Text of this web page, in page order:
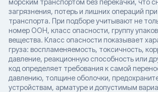
морским транспортом без перекачки, что
загрязнения, потерь и лишних операций
транспорта. При подборе учитывают не
номер ООН, класс опасности, группу
вещества. Класс опасности показывает
груза: воспламеняемость, токсичность,
давление, реакционную способность или
код определяет требования к самой
давлению, толщине оболочки,
устройствам, арматуре и допустимым